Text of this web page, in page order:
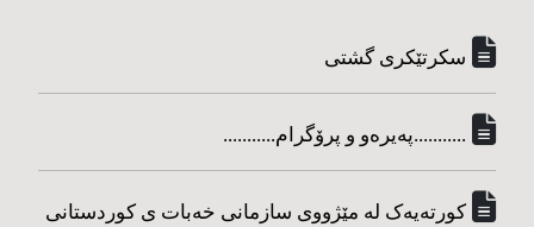
سکرتێکری گشتی
...........په‌یره‌و و پرۆگرام...........
کورته‌یه‌ک له مێژووی سازمانی خه‌بات ی کوردستانی